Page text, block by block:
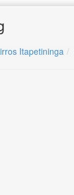
Itapetininga